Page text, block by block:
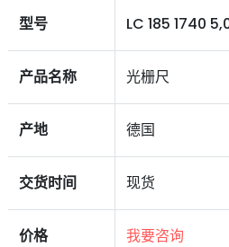
型号 LC 185 1740
产品名称 光栅尺
产地 德国
交货时间 现货
价格 我要咨询